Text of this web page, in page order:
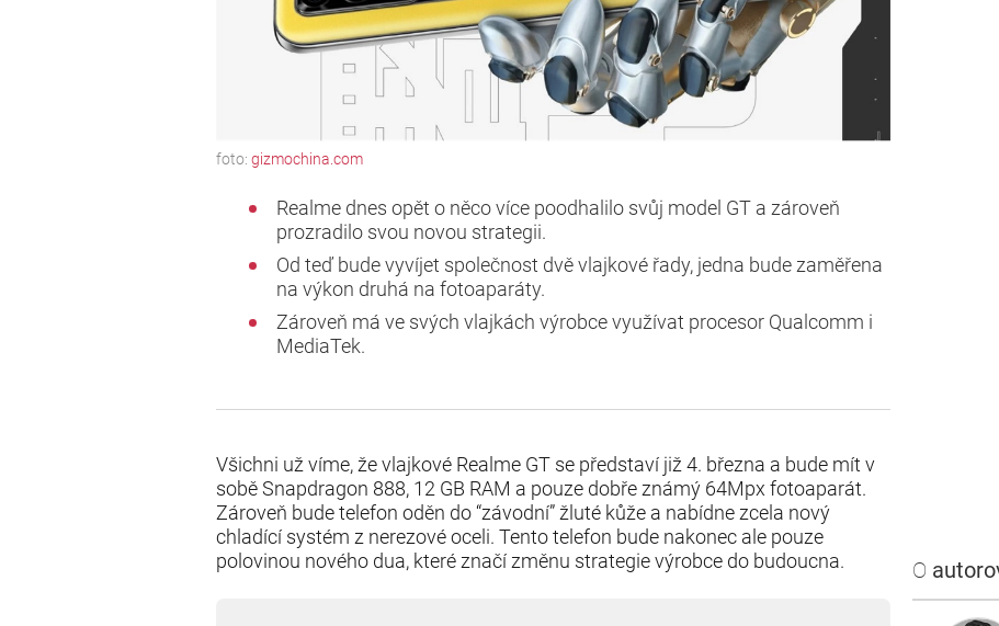
foto: gizmochina.com
Realme dnes opět o něco více poodhalilo svůj model GT a zároveň
prozradilo svou novou strategii.
Od teď bude vyvíjet společnost dvě vlajkové řady, jedna bude zaměřena
na výkon druhá na fotoaparáty.
Zároveň má ve svých vlajkách výrobce využívat procesor Qualcomm i
MediaTek.
Všichni už víme, že vlajkové Realme GT se představí již 4. března a bude mít v
sobě Snapdragon 888, 12 GB RAM a pouze dobře známý 64Mpx fotoaparát.
Zároveň bude telefon oděn do “závodní” žluté kůže a nabídne zcela nový
chladící systém z nerezové oceli. Tento telefon bude nakonec ale pouze
polovinou nového dua, které značí změnu strategie výrobce do budoucna.
O